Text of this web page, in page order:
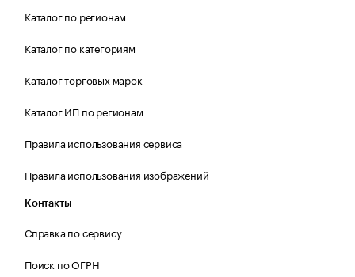
Каталог по регионам
Каталог по категориям
Каталог торговых марок
Каталог ИП по регионам
Правила использования сервиса
Правила использования изображений
Контакты
Справка по сервису
Поиск по ОГРН